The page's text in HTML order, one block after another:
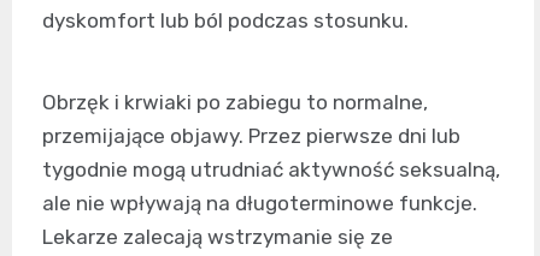
dyskomfort lub ból podczas stosunku.
Obrzęk i krwiaki po zabiegu to normalne,
przemijające objawy. Przez pierwsze dni lub
tygodnie mogą utrudniać aktywność seksualną,
ale nie wpływają na długoterminowe funkcje.
Lekarze zalecają wstrzymanie się ze